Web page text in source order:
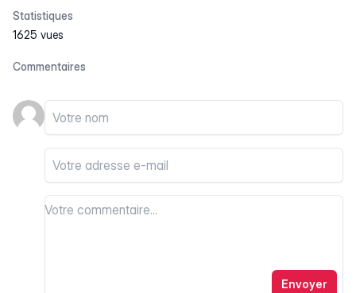
Statistiques
1625 vues
Commentaires
Votre nom
Votre email
Votre commentaire
Votre commentaire
Envoyer